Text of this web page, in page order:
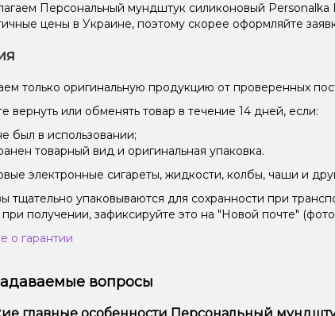
Персональный мундштук силиконовый
цены в Украине, поэтому скорее оформляйте
только оригинальную продукцию от проверенных
вернуть или обменять товар в течение 14 дней, если:
был в использовании;
товарный вид и оригинальная упаковка.
электронные сигареты, жидкости, колбы, чаши и
тщательно упаковываются для сохранности при
получении, зафиксируйте это на "Новой почте"
о гарантии
вопросы